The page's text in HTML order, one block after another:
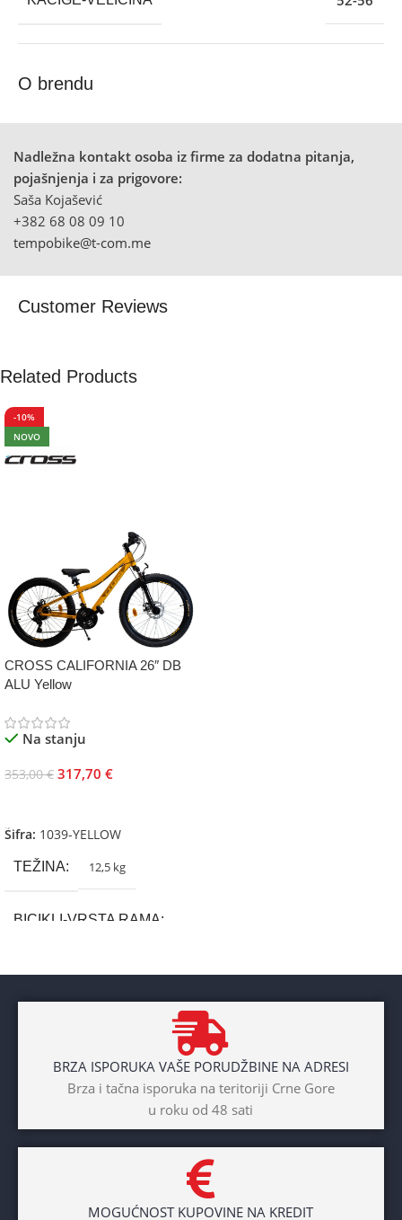
O brendu
Nadležna kontakt osoba iz firme za dodatna pitanja,
pojašnjenja i za prigovore:
Saša Kojašević
+382 68 08 09 10
tempobike@t-com.me
Customer Reviews
Related Products
-10%
NOVO
CROSS CALIFORNIA 26″ DB
ALU Yellow
Na stanju
353,00€ 317,70 €
Šifra: 1039-YELLOW
TEŽINA 12,5 kg
BICIKLI-VRSTA RAMA
Unisex
BRZA ISPORUKA VAŠE PORUDŽBINE NA ADRESI
Brza i tačna isporuka na teritoriji Crne Gore
u roku od 48 sati
MOGUĆNOST KUPOVINE NA KREDIT